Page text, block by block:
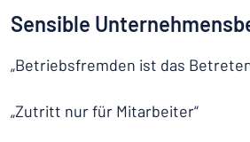
Sensible
„Betriebsfremden ist das
„Zutritt nur für Mitarbeiter“